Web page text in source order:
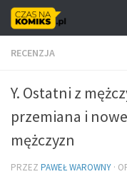
Skip to content
RECENZJA
Y. Ostatni z
przemiana i
mężczyzn
PRZEZ PAWEŁ WAROWNY ·